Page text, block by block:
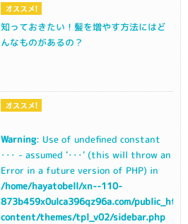
知っておきたい！髪を増やす方法にはど
んなものがあるの？
Warning: Use of undefined constant
･･･ - assumed '･･･' (this will throw an
Error in a future version of PHP) in
/home/hayatobell/xn--110-
873b459x0ulca396qz96a.com/
content/themes/tpl_v02/sidebar.php